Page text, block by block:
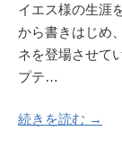
イエス様の生涯
から書きはじめ
ネを登場させて
プテ…
続きを読む →